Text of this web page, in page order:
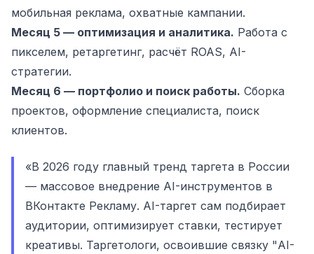
мобильная реклама, охватные кампании.
Месяц 5 — оптимизация и аналитика. Работа с
пикселем, ретаргетинг, расчёт ROAS, AI-
стратегии.
Месяц 6 — портфолио и поиск работы. Сборка
проектов, оформление специалиста, поиск
клиентов.
«В 2026 году главный тренд таргета в России
— массовое внедрение AI-инструментов в
ВКонтакте Рекламу. AI-таргет сам подбирает
аудитории, оптимизирует ставки, тестирует
креативы. Таргетологи, освоившие связку "AI-